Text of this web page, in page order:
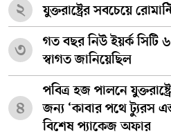
২ যুক্তরাষ্ট্রের সবচেয়ে
৩
গত বছর নিউ ইয়র্ক সিটি
স্বাগত জানিয়েছিল
৪
পবিত্র হজ পালনে
জন্য ‘কাবার পথে ট্যুরস
বিশেষ প্যাকেজ অফার